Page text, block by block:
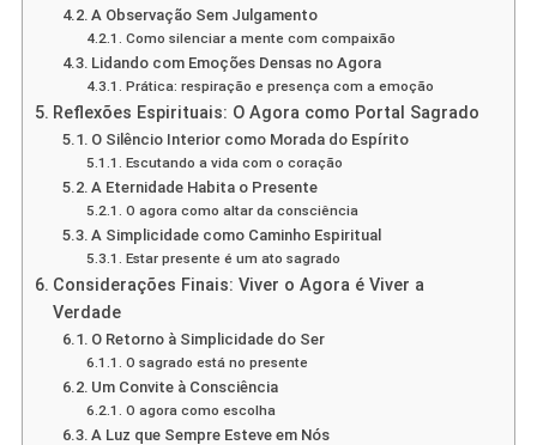
A Observação Sem Julgamento
Como silenciar a mente com compaixão
Lidando com Emoções Densas no Agora
Prática: respiração e presença com a emoção
Reflexões Espirituais: O Agora como Portal Sagrado
O Silêncio Interior como Morada do Espírito
Escutando a vida com o coração
A Eternidade Habita o Presente
O agora como altar da consciência
A Simplicidade como Caminho Espiritual
Estar presente é um ato sagrado
Considerações Finais: Viver o Agora é Viver a
Verdade
O Retorno à Simplicidade do Ser
O sagrado está no presente
Um Convite à Consciência
O agora como escolha
A Luz que Sempre Esteve em Nós